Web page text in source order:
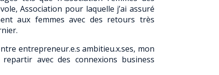
Association pour laquelle j’ai assuré
aux femmes avec des retours très
entrepreneur.e.s ambitieu.x.ses, mon
avec des connexions business